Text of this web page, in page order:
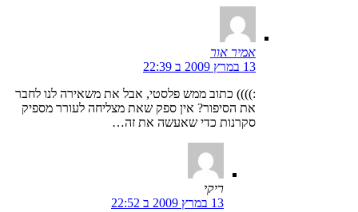
אמיר אור
13 במרץ 2009 ב 22:39
:)))) כתוב ממש פלסטי, אבל את משאירה לנו לחבר
את הסיפור? אין ספק שאת מצליחה לעורר מספיק
סקרנות כדי שאעשה את זה…
ריקי
13 במרץ 2009 ב 22:52